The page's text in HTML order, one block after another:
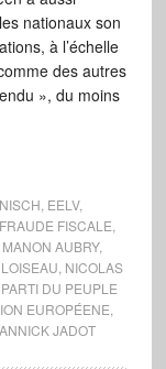
nationaux son
à l’échelle
des autres
», du moins
EELV,
FRAUDE FISCALE
MANON AUBRY,
NICOLAS
PARTI DU PEUPLE
EUROPÉENE
JADOT